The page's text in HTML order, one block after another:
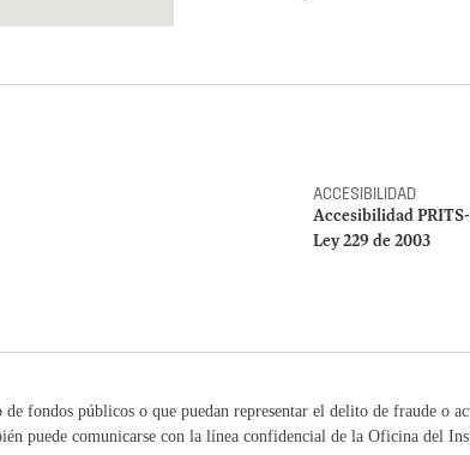
ACCESIBILIDAD
Accesibilidad
Ley 229 de 2003
fondos públicos o que puedan representar el delito de fraude o
puede comunicarse con la línea confidencial de la Oficina del